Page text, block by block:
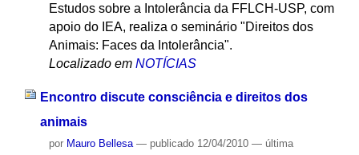
Estudos sobre a Intolerância da FFLCH-USP, com
apoio do IEA, realiza o seminário "Direitos dos
Animais: Faces da Intolerância".
Localizado em NOTÍCIAS
Encontro discute consciência e direitos dos
animais
por Mauro Bellesa — publicado12/04/2010 — última